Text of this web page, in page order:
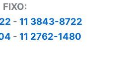
FIXO:
- 11 3843-8722
- 11 2762-1480